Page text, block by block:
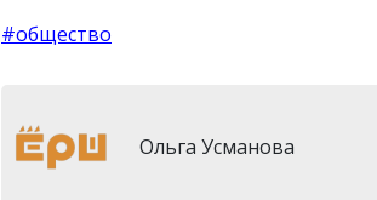
#общество
Ольга Усманова